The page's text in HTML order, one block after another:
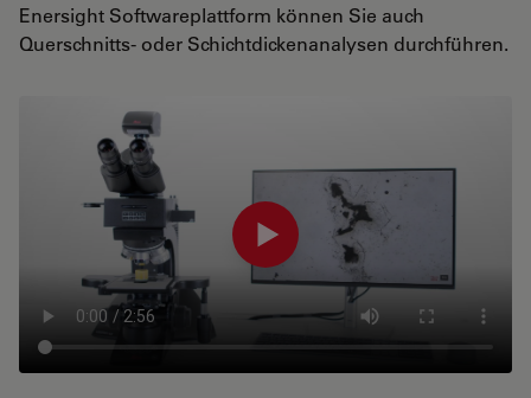
Enersight Softwareplattform können Sie auch
Querschnitts- oder Schichtdickenanalysen durchführen.